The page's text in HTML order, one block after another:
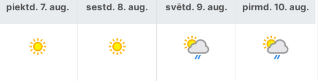
piektd. 7. aug. sestd. 8. aug. svētd. 9. aug. pirmd. 10. aug.